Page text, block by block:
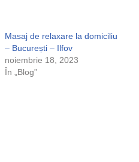
Masaj de relaxare la domiciliu
– București – Ilfov
noiembrie 18, 2023
În „Blog”